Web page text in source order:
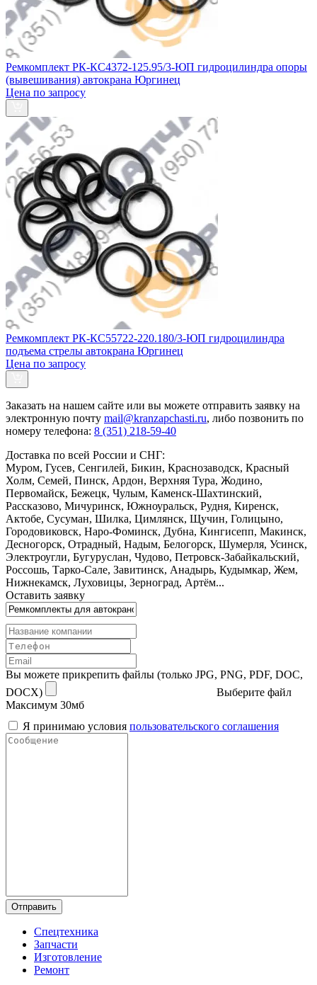
Ремкомплект РК-КС4372-125.95/3-ЮП гидроцилиндра опоры
(вывешивания) автокрана Юргинец
Цена по запросу
Ремкомплект РК-КС55722-220.180/3-ЮП гидроцилиндра
подъема стрелы автокрана Юргинец
Цена по запросу
Заказать на нашем сайте или вы можете отправить заявку на
электронную почту mail@kranzapchasti.ru, либо позвонить по
номеру телефона: 8 (351) 218-59-40
Доставка по всей России и СНГ:
Муром, Гусев, Сенгилей, Бикин, Краснозаводск, Красный
Холм, Семей, Пинск, Ардон, Верхняя Тура, Жодино,
Первомайск, Бежецк, Чулым, Каменск-Шахтинский,
Рассказово, Мичуринск, Южноуральск, Рудня, Киренск,
Актобе, Сусуман, Шилка, Цимлянск, Щучин, Голицыно,
Городовиковск, Наро-Фоминск, Дубна, Кингисепп, Макинск,
Десногорск, Отрадный, Надым, Белогорск, Шумерля, Усинск,
Электроугли, Бугуруслан, Чудово, Петровск-Забайкальский,
Россошь, Тарко-Сале, Завитинск, Анадырь, Кудымкар, Жем,
Нижнекамск, Луховицы, Зерноград, Артём...
Оставить заявку
Вы можете прикрепить файлы (только JPG, PNG, PDF, DOC,
DOCX)
Выберите файл
Максимум 30мб
Я принимаю условия пользовательского соглашения
Отправить
Спецтехника
Запчасти
Изготовление
Ремонт